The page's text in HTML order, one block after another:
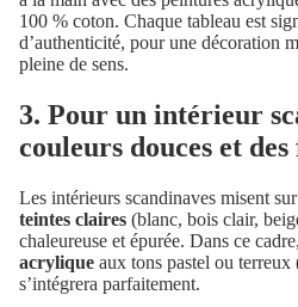
100 % coton. Chaque tableau est
d’authenticité, pour une décoration
pleine de sens.
3. Pour un intérieur
couleurs douces et
Les intérieurs scandinaves misent
teintes claires (blanc, bois clair,
chaleureuse et épurée. Dans ce
acrylique aux tons pastel ou
s’intégrera parfaitement.